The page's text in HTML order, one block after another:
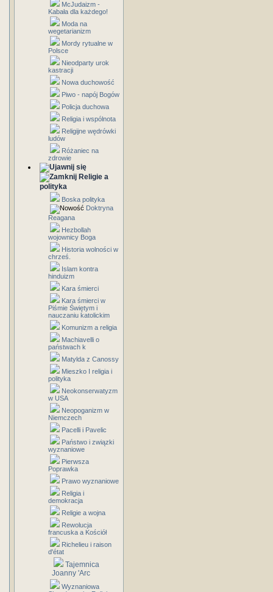
McJudaizm -
Kabała dla każdego!
Moda na
wegetarianizm
Mordy rytualne w
Polsce
Nieodparty urok
kastracji
Nowa duchowość
Piwo - napój Bogów
Policja duchowa
Religia i wspólnota
Religijne wędrówki
ludów
Różaniec na
zdrowie
Religie a
polityka
Boska polityka
Doktryna
Reagana
Hezbollah
wojownicy Boga
Historia wolności w
chrześ.
Islam kontra
hinduizm
Kara śmierci
Kara śmierci w
Piśmie Świętym i
nauczaniu katolickim
Komunizm a religia
Machiavelli o
państwach k
Matylda z Canossy
Mieszko I religia i
polityka
Neokonserwatyzm
w USA
Neopoganizm w
Niemczech
Pacelli i Pavelic
Państwo i związki
wyznaniowe
Pierwsza
Poprawka
Prawo wyznaniowe
Religia i
demokracja
Religie a wojna
Rewolucja
francuska a Kościół
Richelieu i raison
d'état
Tajemnica
Joanny 'Arc
Wyznaniowa